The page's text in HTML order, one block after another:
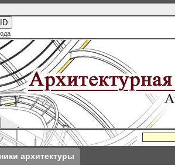
архитектуры